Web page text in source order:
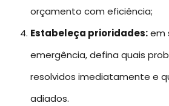
orçamento com eficiência;
Estabeleça prioridades:em
emergência, defina quais
resolvidos imediatamente e
adiados.